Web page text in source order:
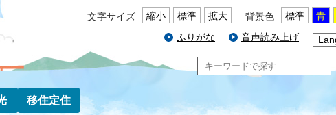
文字サイズ 縮小 標準 拡大 背景色 標準 青
ふりがな
音声読み上げ
移住定住